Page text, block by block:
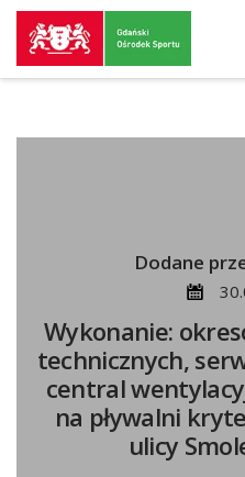
Przejdź
do
strony
Dodane
Wykonanie:
technicznych,
central
na pływalni
ulicy